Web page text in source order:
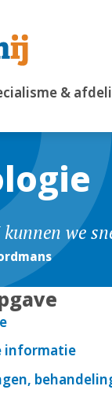
&
we
informatie